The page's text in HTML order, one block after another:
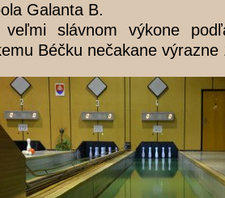
Galanta B.
slávnom výkone
Béčku nečakane výrazne